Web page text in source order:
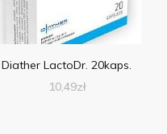
Diather LactoDr. 20kaps.
10,49zł